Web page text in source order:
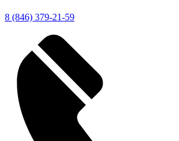
8 (846) 379-21-59